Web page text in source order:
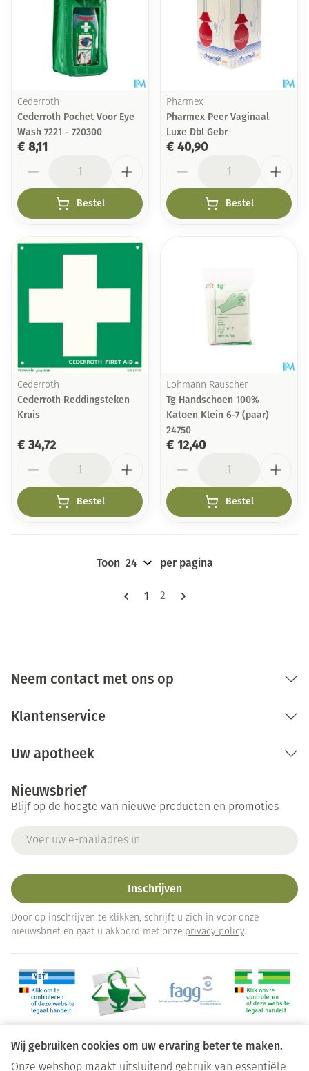
Wij gebruiken cookies om uw ervaring beter te maken.
Onze webshop maakt uitsluitend gebruik van essentiële
Cederroth
Cederroth Pochet Voor Eye
Wash 7221 - 720300
€ 8,11
Bestel
Pharmex
Pharmex Peer Vaginaal
Luxe Dbl Gebr
€ 40,90
Bestel
Cederroth
Cederroth Reddingsteken
Kruis
€ 34,72
Bestel
Lohmann Rauscher
Tg Handschoen 100%
Katoen Klein 6-7 (paar)
24750
€ 12,40
Bestel
Pagina's
U lees momenteel pagina
1 Pagina
2
Toon per pagina
Neem contact met ons op
Klantenservice
Uw apotheek
Nieuwsbrief
Blijf op de hoogte van nieuwe producten en promoties
Inschrijven
Door op inschrijven te klikken, schrijft u zich in voor onze
nieuwsbrief en gaat u akkoord met onze privacy policy.